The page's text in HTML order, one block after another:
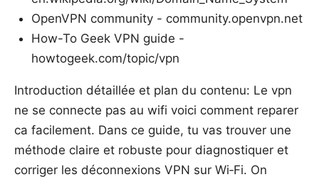
OpenVPN community - community.openvpn.net
How-To Geek VPN guide -
howtogeek.com/topic/vpn
Introduction détaillée et plan du contenu: Le vpn
ne se connecte pas au wifi voici comment reparer
ca facilement. Dans ce guide, tu vas trouver une
méthode claire et robuste pour diagnostiquer et
corriger les déconnexions VPN sur Wi‑Fi. On